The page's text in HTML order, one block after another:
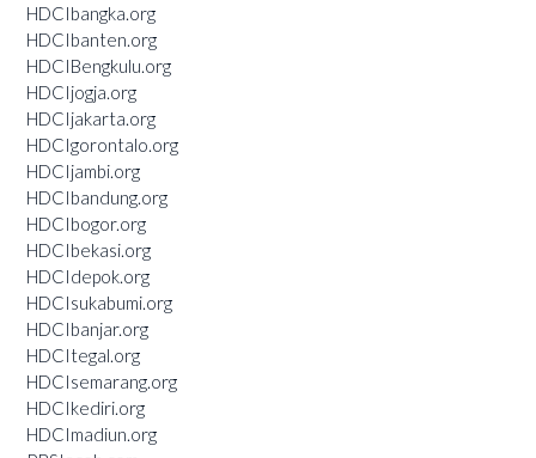
HDCIbangka.org
HDCIbanten.org
HDCIBengkulu.org
HDCIjogja.org
HDCIjakarta.org
HDCIgorontalo.org
HDCIjambi.org
HDCIbandung.org
HDCIbogor.org
HDCIbekasi.org
HDCIdepok.org
HDCIsukabumi.org
HDCIbanjar.org
HDCItegal.org
HDCIsemarang.org
HDCIkediri.org
HDCImadiun.org